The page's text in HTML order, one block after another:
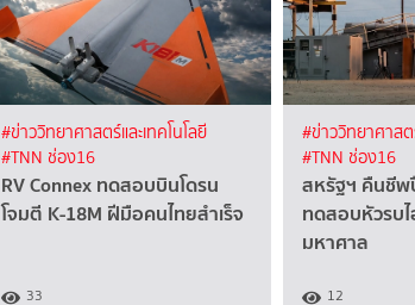
#ข่าววิทยาศาสตร์และเทคโนโลยี
#TNN ช่อง16
RV Connex ทดสอบบินโดรน
โจมตี K-18M ฝีมือคนไทยสำเร็จ
33
#ข่าววิทยาศาสต
#TNN ช่อง16
สหรัฐฯ คืนชี
ทดสอบหัวรบ
มหาศาล
12